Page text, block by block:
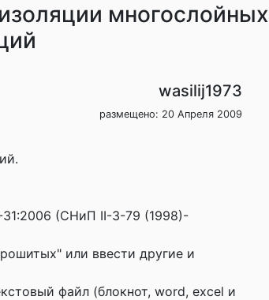
многослойных
wasilij1973
размещено: 20 Апреля 2009
31:2006 (СНиП II-3-79 (1998)-
или ввести другие и
файл (блокнот, word, excel и